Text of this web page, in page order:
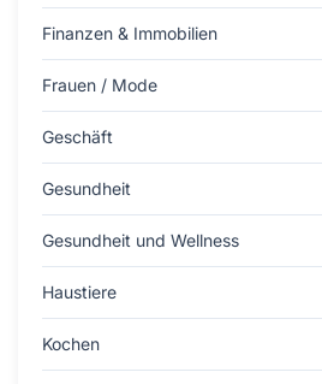
Finanzen & Immobilien
Frauen / Mode
Geschäft
Gesundheit
Gesundheit und Wellness
Haustiere
Kochen